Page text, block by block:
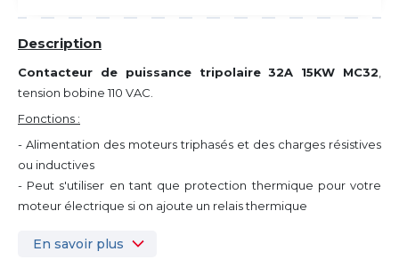
Description
Contacteur de puissance tripolaire 32A 15KW MC32
tension bobine 110 VAC
Fonctions :
- Alimentation des moteurs triphasés et des charges résistives
ou inductives
- Peut s'utiliser en tant que protection thermique pour votre
moteur électrique si on ajoute un relais thermique
En savoir plus